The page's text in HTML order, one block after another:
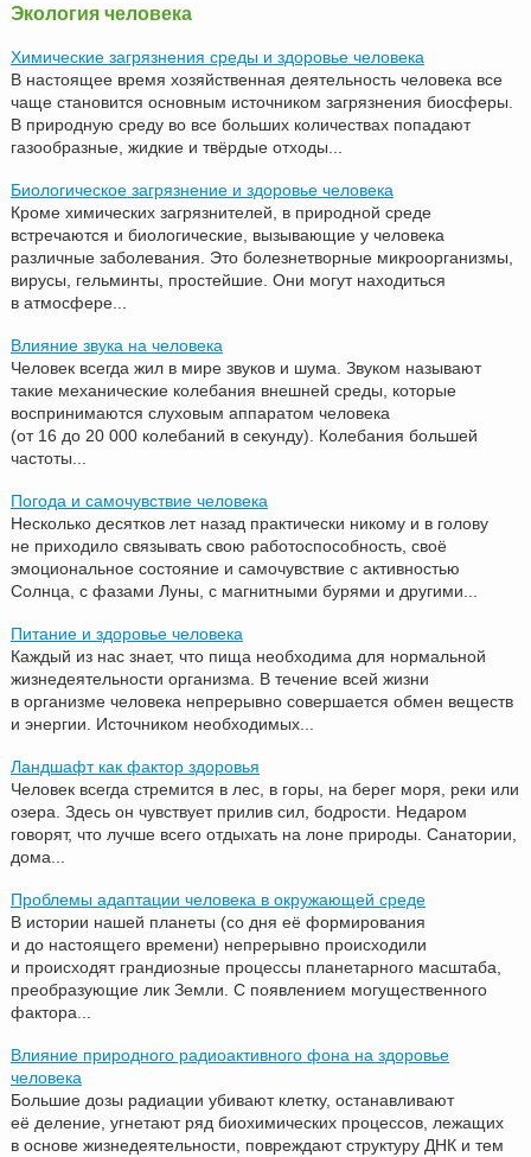
Экология человека
Химические загрязнения среды и здоровье человека
В настоящее время хозяйственная деятельность человека все
чаще становится основным источником загрязнения биосферы.
В природную среду во все больших количествах попадают
газообразные, жидкие и твёрдые отходы...
Биологическое загрязнение и здоровье человека
Кроме химических загрязнителей, в природной среде
встречаются и биологические, вызывающие у человека
различные заболевания. Это болезнетворные микроорганизмы,
вирусы, гельминты, простейшие. Они могут находиться
в атмосфере...
Влияние звука на человека
Человек всегда жил в мире звуков и шума. Звуком называют
такие механические колебания внешней среды, которые
воспринимаются слуховым аппаратом человека
(от 16 до 20 000 колебаний в секунду). Колебания большей
частоты...
Погода и самочувствие человека
Несколько десятков лет назад практически никому и в голову
не приходило связывать свою работоспособность, своё
эмоциональное состояние и самочувствие с активностью
Солнца, с фазами Луны, с магнитными бурями и другими...
Питание и здоровье человека
Каждый из нас знает, что пища необходима для нормальной
жизнедеятельности организма. В течение всей жизни
в организме человека непрерывно совершается обмен веществ
и энергии. Источником необходимых...
Ландшафт как фактор здоровья
Человек всегда стремится в лес, в горы, на берег моря, реки или
озера. Здесь он чувствует прилив сил, бодрости. Недаром
говорят, что лучше всего отдыхать на лоне природы. Санатории,
дома...
Проблемы адаптации человека в окружающей среде
В истории нашей планеты (со дня её формирования
и до настоящего времени) непрерывно происходили
и происходят грандиозные процессы планетарного масштаба,
преобразующие лик Земли. С появлением могущественного
фактора...
Влияние природного радиоактивного фона на здоровье
человека
Большие дозы радиации убивают клетку, останавливают
её деление, угнетают ряд биохимических процессов, лежащих
в основе жизнедеятельности, повреждают структуру ДНК и тем